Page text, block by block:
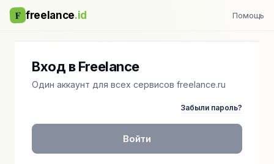
F freelance.id Помощь
Вход в Freelance
Один аккаунт для всех сервисов freelance.ru
Забыли пароль?
Войти